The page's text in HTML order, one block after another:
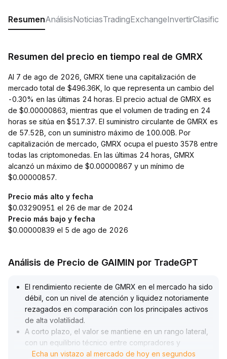
ResumenAnálisisNoticiasTradingExchangeInvertir
Resumen del precio en tiempo real de GMRX
Al 7 de ago de 2026, GMRX tiene una capitalización de
mercado total de $496.36K, lo que representa un cambio del
-0.30% en las últimas 24 horas. El precio actual de GMRX es
de $0.00000863, mientras que el volumen de trading en 24
horas se sitúa en $517.37. El suministro circulante de GMRX es
de 57.52B, con un suministro máximo de 100.00B. Por
capitalización de mercado, GMRX ocupa el puesto 3578 entre
todas las criptomonedas. En las últimas 24 horas, GMRX
alcanzó un máximo de $0.00000867 y un mínimo de
$0.00000857.
Precio más alto y fecha
$0.03290951 el 26 de mar de 2024
Precio más bajo y fecha
$0.00000839 el 5 de ago de 2026
Análisis de Precio de GAIMIN por TradeGPT
El rendimiento reciente de GMRX en el mercado ha sido
débil, con un nivel de atención y liquidez notoriamente
rezagados en comparación con los principales activos
de alta volatilidad.
A corto plazo, el valor se mantiene en un rango lateral,
con un equilibrio técnico entre compradores y
vendedores que aún no se ha roto de manera clara
Echa un vistazo al mercado de hoy en segundos